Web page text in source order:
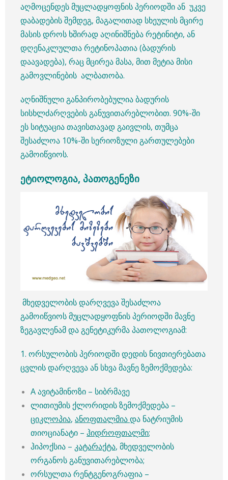
აღმოცენდეს მუცლადყოფნის პერიოდში ან უკვე
დაბადების შემდეგ, მაგალითად სხეულის მცირე
მასის დროს ხშირად აღინიშნება რეტინიტი, ან
დღენაკლულთა რეტინოპათია (ბადურის
დაავადება), რაც მცირეა მასა, მით მეტია მისი
გამოვლინების ალბათობა.
აღნიშნული განპირობებულია ბადურის
სისხლძარღვების განუვითარებლობით. 90%-ში
ეს სიტუაცია თავისთავად გაივლის, თუმცა
შესაძლოა 10%-ში სერიოზული გართულებები
გამოიწვიოს.
ეტიოლოგია, პათოგენეზი
მხედველობის დარღვევა შესაძლოა
გამოიწვიოს მუცლადყოფნის პერიოდში მავნე
ზეგავლენამ და გენეტიკურმა პათოლოგიამ:
1. ორსულობის პერიოდში დედის ნივთიერებათა
ცვლის დარღვევა ან სხვა მავნე ზემოქმედება:
A ავიტამინოზი – სიბრმავე
ლითიუმის ქლორიდის ზემოქმედება –
ციკლოპია, ანოფთალმიადა ნატრიუმის
თიოციანატი – ჰიდროფთალმი;
ჰიპოქსია – კატარაქტა, მხედველობის
ორგანოს განუვითარებლობა;
ორსულთა რენტგენოგრაფია –